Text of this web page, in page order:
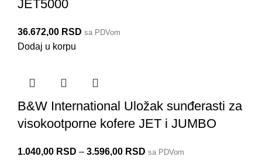
JET5000
36.672,00 RSD sa PDVom
Dodaj u korpu
B&W International Uložak sunđerasti za
visokootporne kofere JET i JUMBO
1.040,00 RSD – 3.596,00 RSD sa PDVom